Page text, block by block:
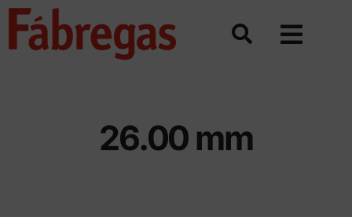
Saltar
26.00 mm